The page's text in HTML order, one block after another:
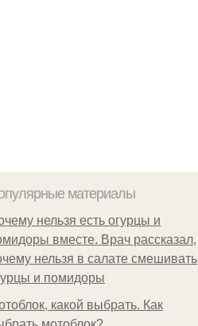
материалы
нельзя есть огурцы и
вместе. Врач рассказал,
нельзя в салате смешивать
и помидоры
какой выбрать. Как